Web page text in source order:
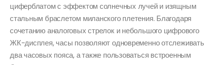
циферблатом с эффектом солнечных лучей и изящным
стальным браслетом миланского плетения. Благодаря
сочетанию аналоговых стрелок и небольшого цифрового
ЖК-дисплея, часы позволяют одновременно отслеживать
два часовых пояса, а также пользоваться встроенным